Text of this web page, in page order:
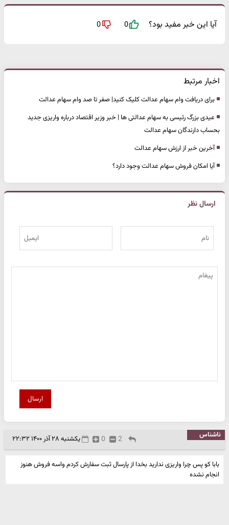
آیا این خبر مفید بود؟ 0
0
اخبار مرتبط
برای دریافت وام سهام عدالت کلیک کنید| صفر تا صد وام سهام عدالت
عیدی بزرگ رئیسی به سهام عدالتی ها | خبر وزیر اقتصاد درباره واریزی جدید
بحساب دارندگان سهام عدالت
آخرین خبر از ارزش سهام عدالت
آیا امکان فروش سهام عدالت وجود دارد؟
ارسال نظر
ارسال
ناشناس یکشنبه ۲۸ آذر ۱۴۰۰ ۲۲:۳۲ 2
0
بابا کو پس چرا واریزی ندارید بخدا از پارسال ثبت سفارش کردم واسه فروش هنوز
انجام نشده